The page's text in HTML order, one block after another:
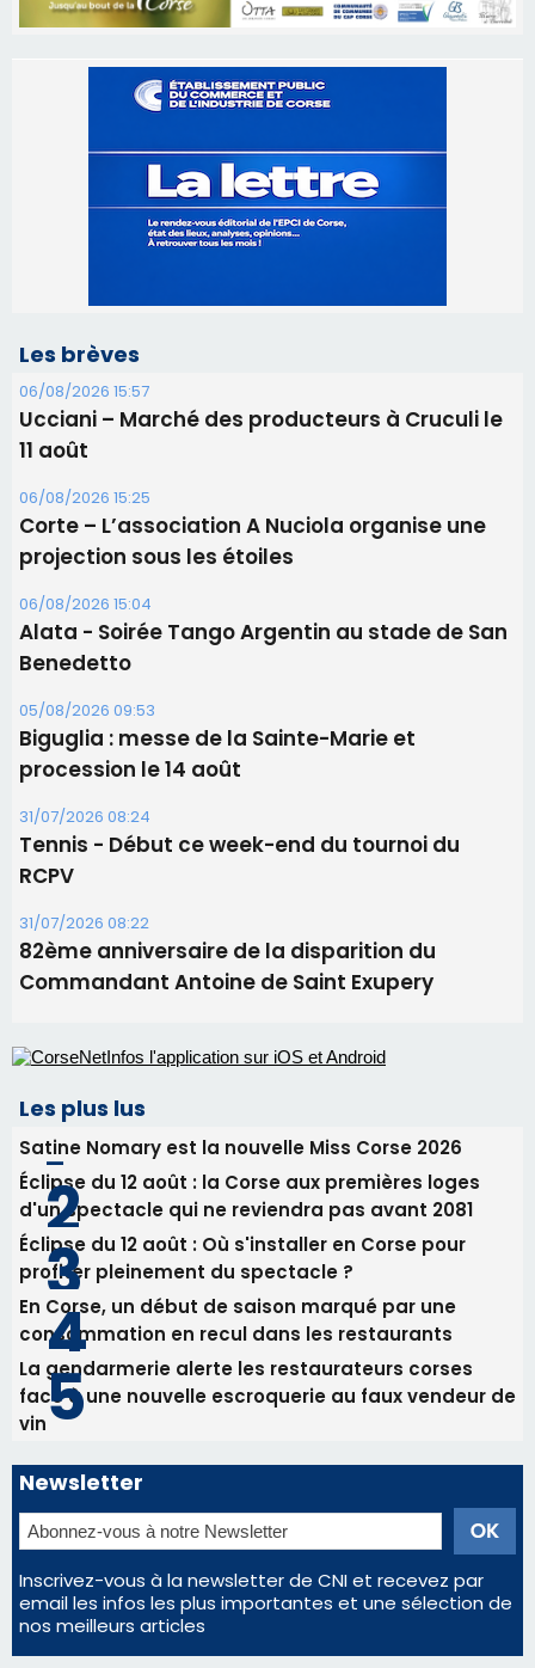
Les brèves
06/08/2026 15:57
Ucciani – Marché des producteurs à Cruculi le
11 août
06/08/2026 15:25
Corte – L’association A Nuciola organise une
projection sous les étoiles
06/08/2026 15:04
Alata - Soirée Tango Argentin au stade de San
Benedetto
05/08/2026 09:53
Biguglia : messe de la Sainte-Marie et
procession le 14 août
31/07/2026 08:24
Tennis - Début ce week-end du tournoi du
RCPV
31/07/2026 08:22
82ème anniversaire de la disparition du
Commandant Antoine de Saint Exupery
Les plus lus
Satine Nomary est la nouvelle Miss Corse 2026
Éclipse du 12 août : la Corse aux premières loges
d'un spectacle qui ne reviendra pas avant 2081
Éclipse du 12 août : Où s'installer en Corse pour
profiter pleinement du spectacle ?
En Corse, un début de saison marqué par une
consommation en recul dans les restaurants
La gendarmerie alerte les restaurateurs corses
face à une nouvelle escroquerie au faux vendeur de
vin
Newsletter
Inscrivez-vous à la newsletter de CNI et recevez par
email les infos les plus importantes et une sélection de
nos meilleurs articles